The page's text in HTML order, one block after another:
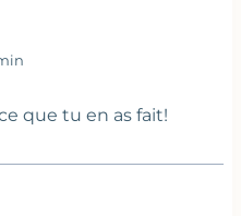
que tu en as fait!